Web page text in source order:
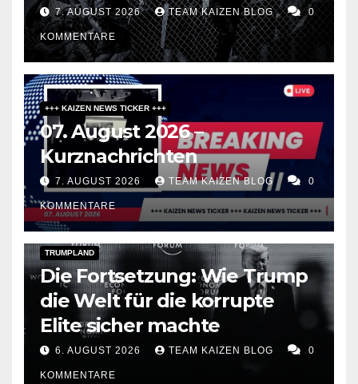
7. AUGUST 2026 TEAM KAIZEN BLOG 0
KOMMENTARE
+++ KAIZEN NEWS TICKER +++
07. August 2026 –
Kurznachrichten
7. AUGUST 2026 TEAM KAIZEN BLOG 0
KOMMENTARE
DARK AMERICA
TRUMPLAND
Die Fortsetzung: Wie Trump
die Welt für die korrupte
Elite sicher machte
6. AUGUST 2026 TEAM KAIZEN BLOG 0
KOMMENTARE